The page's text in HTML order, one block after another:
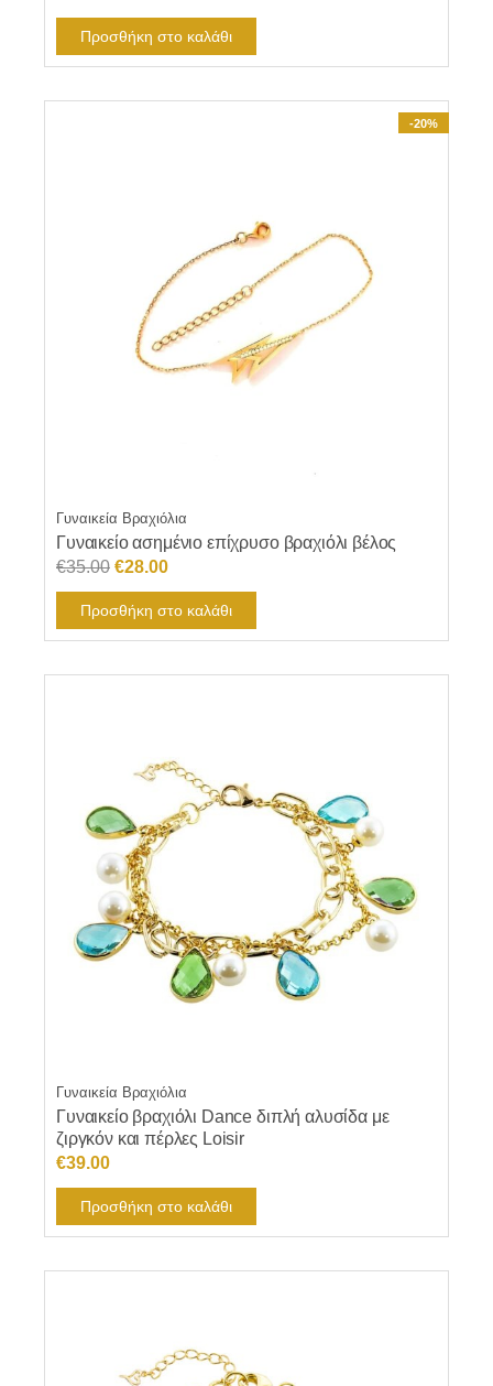
price
was:
€118.00.
τρέχουσα
τιμή
είναι:
€94.40.
Προσθήκη στο καλάθι
-20%
Γυναικεία Βραχιόλια
Γυναικείο ασημένιο επίχρυσο βραχιόλι βέλος
€35.00 Original
price
was:
€35.00.
€28.00Η
τρέχουσα
τιμή
είναι:
€28.00.
Προσθήκη στο καλάθι
Γυναικεία Βραχιόλια
Γυναικείο βραχιόλι Dance διπλή αλυσίδα με
ζιργκόν και πέρλες Loisir
€39.00
Προσθήκη στο καλάθι